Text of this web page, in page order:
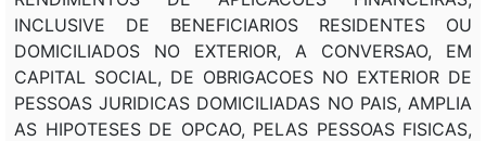
INCLUSIVE DE BENEFICIARIOS RESIDENTES OU
DOMICILIADOS NO EXTERIOR, A CONVERSAO, EM
CAPITAL SOCIAL, DE OBRIGACOES NO EXTERIOR DE
PESSOAS JURIDICAS DOMICILIADAS NO PAIS, AMPLIA
AS HIPOTESES DE OPCAO, PELAS PESSOAS FISICAS,